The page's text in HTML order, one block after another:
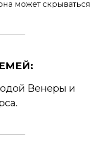
может скрываться
Венеры и